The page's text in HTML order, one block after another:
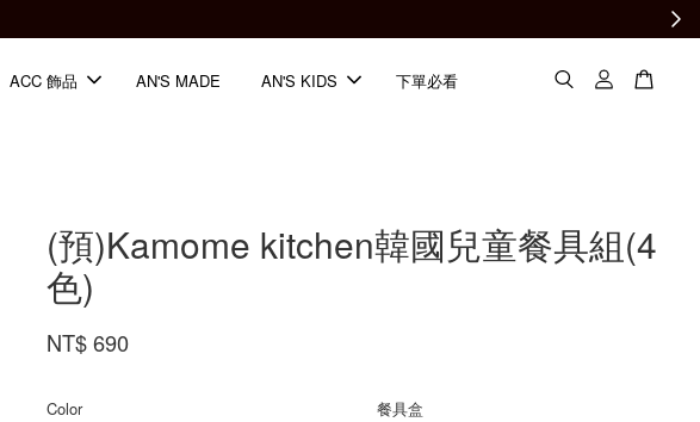
ACC 飾品 AN'S MADE AN'S KIDS 下單必看
(預)Kamome kitchen韓國兒童餐具組(4
色)
NT$ 690
Color
餐具盒